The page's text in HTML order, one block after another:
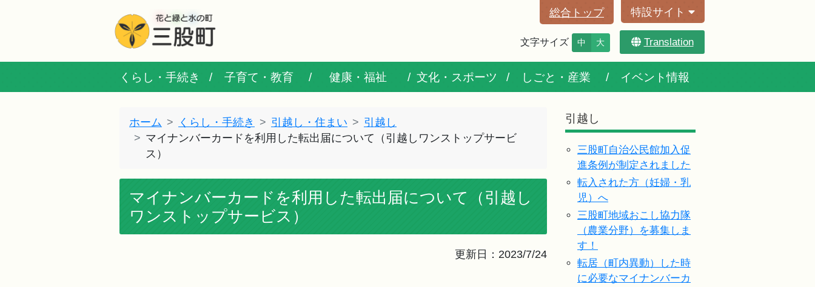
総合トップ 特設サイト
文字サイズ 中 大 Translation
くらし・手続き 子育て・教育 健康・福祉 文化・スポーツ しごと・産業 イベント情報
ホーム くらし・手続き 引越し・住まい
引越し
マイナンバーカードを利用した転出届について（引越しワンストップサービ
ス）
マイナンバーカードを利用した転出届について（引越し
ワンストップサービス）
更新日：2023/7/24
引越し
三股町自治公民館加入促
進条例が制定されました
転入された方（妊婦・乳
児）へ
三股町地域おこし協力隊
（農業分野）を募集しま
す！
転居（町内異動）した時
に必要なマイナンバーカ